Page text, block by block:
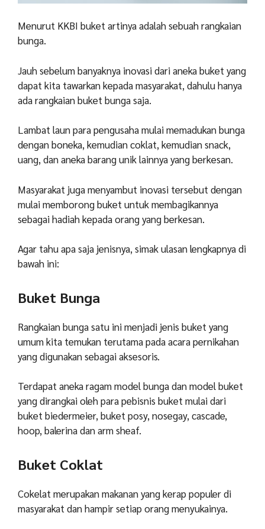
Menurut KKBI buket artinya adalah sebuah rangkaian
bunga.
Jauh sebelum banyaknya inovasi dari aneka buket yang
dapat kita tawarkan kepada masyarakat, dahulu hanya
ada rangkaian buket bunga saja.
Lambat laun para pengusaha mulai memadukan bunga
dengan boneka, kemudian coklat, kemudian snack,
uang, dan aneka barang unik lainnya yang berkesan.
Masyarakat juga menyambut inovasi tersebut dengan
mulai memborong buket untuk membagikannya
sebagai hadiah kepada orang yang berkesan.
Agar tahu apa saja jenisnya, simak ulasan lengkapnya di
bawah ini:
Buket Bunga
Rangkaian bunga satu ini menjadi jenis buket yang
umum kita temukan terutama pada acara pernikahan
yang digunakan sebagai aksesoris.
Terdapat aneka ragam model bunga dan model buket
yang dirangkai oleh para pebisnis buket mulai dari
buket biedermeier, buket posy, nosegay, cascade,
hoop, balerina dan arm sheaf.
Buket Coklat
Cokelat merupakan makanan yang kerap populer di
masyarakat dan hampir setiap orang menyukainya.